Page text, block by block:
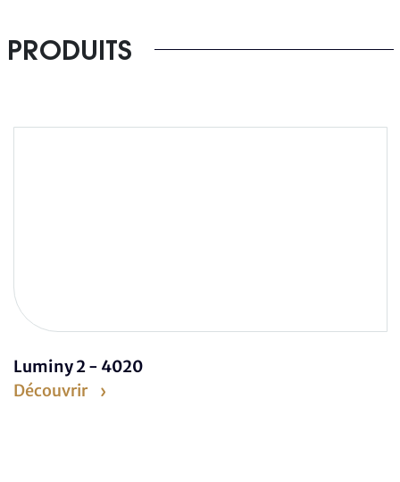
PRODUITS
Luminy 2 - 4020
Découvrir